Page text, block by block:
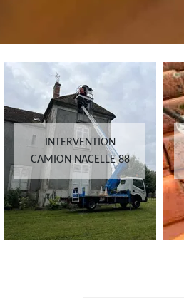
INTERVENTION
CAMION NACELLE 88